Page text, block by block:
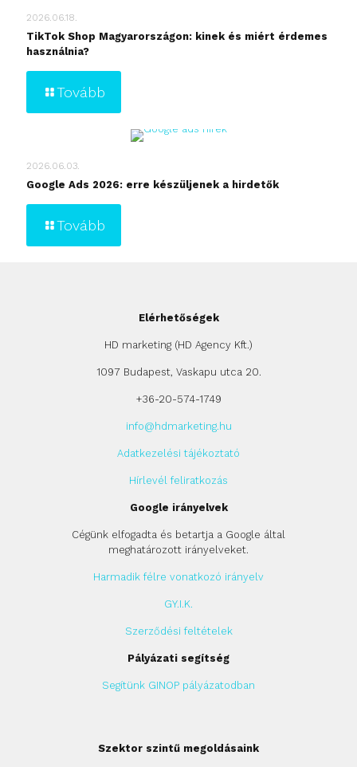
2026.06.18.
TikTok Shop Magyarországon: kinek és miért érdemes
használnia?
Tovább
2026.06.03.
Google Ads 2026: erre készüljenek a hirdetők
Tovább
Elérhetőségek
HD marketing (HD Agency Kft.)
1097 Budapest, Vaskapu utca 20.
+36-20-574-1749
info@hdmarketing.hu
Adatkezelési tájékoztató
Hírlevél feliratkozás
Google irányelvek
Cégünk elfogadta és betartja a Google által
meghatározott irányelveket.
Harmadik félre vonatkozó irányelv
GY.I.K.
Szerződési feltételek
Pályázati segítség
Segítünk GINOP pályázatodban
Szektor szintű megoldásaink